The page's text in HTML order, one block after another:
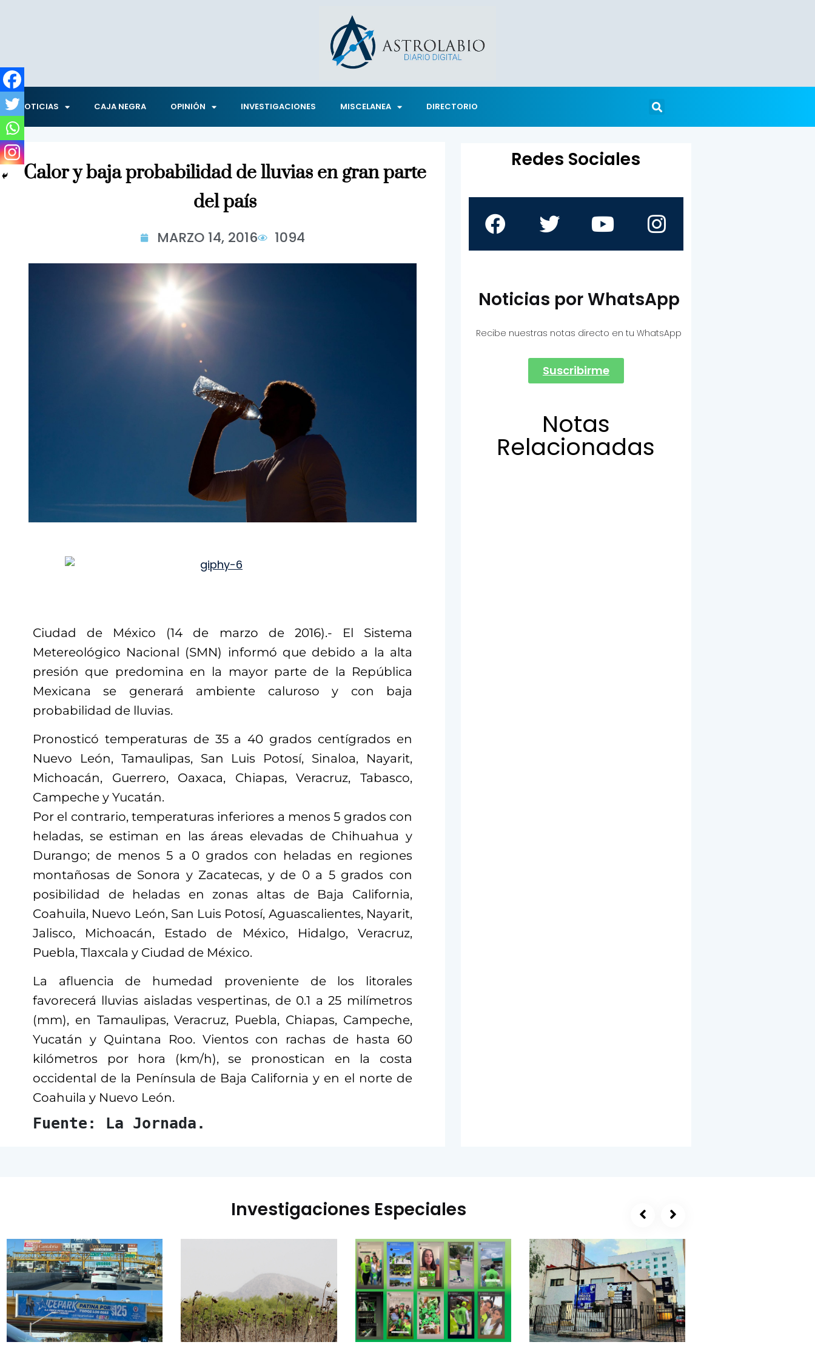
NOTICIAS CAJA NEGRA OPINIÓN INVESTIGACIONES MISCELANEA DIRECTORIO
Calor y baja probabilidad de lluvias en gran parte
del país
MARZO 14, 2016 1094
Ciudad de México (14 de marzo de 2016).- El Sistema
Metereológico Nacional (SMN) informó que debido a la alta
presión que predomina en la mayor parte de la República
Mexicana se generará ambiente caluroso y con baja
probabilidad de lluvias.
Pronosticó temperaturas de 35 a 40 grados centígrados en
Nuevo León, Tamaulipas, San Luis Potosí, Sinaloa, Nayarit,
Michoacán, Guerrero, Oaxaca, Chiapas, Veracruz, Tabasco,
Campeche y Yucatán.
Por el contrario, temperaturas inferiores a menos 5 grados con
heladas, se estiman en las áreas elevadas de Chihuahua y
Durango; de menos 5 a 0 grados con heladas en regiones
montañosas de Sonora y Zacatecas, y de 0 a 5 grados con
posibilidad de heladas en zonas altas de Baja California,
Coahuila, Nuevo León, San Luis Potosí, Aguascalientes, Nayarit,
Jalisco, Michoacán, Estado de México, Hidalgo, Veracruz,
Puebla, Tlaxcala y Ciudad de México.
La afluencia de humedad proveniente de los litorales
favorecerá lluvias aisladas vespertinas, de 0.1 a 25 milímetros
(mm), en Tamaulipas, Veracruz, Puebla, Chiapas, Campeche,
Yucatán y Quintana Roo. Vientos con rachas de hasta 60
kilómetros por hora (km/h), se pronostican en la costa
occidental de la Península de Baja California y en el norte de
Coahuila y Nuevo León.
Fuente: La Jornada.
Redes Sociales
Noticias por WhatsApp
Recibe nuestras notas directo en tu WhatsApp
Suscribirme
Notas
Relacionadas
Investigaciones Especiales